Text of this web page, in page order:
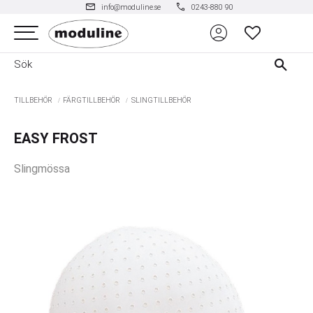
Meny
mail info@moduline.se phone 0243-880 90
account_circle FAVORITER
TILLBEHÖR FÄRGTILLBEHÖR SLINGTILLBEHÖR
EASY FROST
Slingmössa